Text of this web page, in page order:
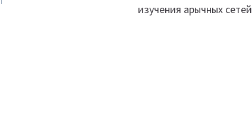
изучения арычных сетей